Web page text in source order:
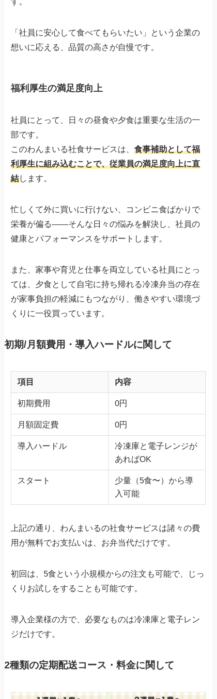
「社員に安心して食べてもらいたい」という企業の
想いに応える、品質の高さが自慢です。
福利厚生の満足度向上
社員にとって、日々の昼食や夕食は重要な生活の一
部です。
このわんまいる社食サービスは、食事補助として福
利厚生に組み込むことで、従業員の満足度向上に直
結します。
忙しくて外に買いに行けない、コンビニ食ばかりで
栄養が偏る――そんな日々の悩みを解決し、社員の
健康とパフォーマンスをサポートします。
また、家事や育児と仕事を両立している社員にとっ
ては、夕食として自宅に持ち帰れる冷凍弁当の存在
が家事負担の軽減にもつながり、働きやすい環境づ
くりに一役買っています。
初期/月額費用・導入ハードルに関して
項目 内容
初期費用 0円
月額固定費 0円
導入ハードル
冷凍庫と電子レンジが
あればOK
スタート
少量（5食〜）から導
入可能
上記の通り、わんまいるの社食サービスは諸々の費
用が無料でお支払いは、お弁当代だけです。
初回は、5食という小規模からの注文も可能で、じっ
くりお試しをすることも可能です。
導入企業様の方で、必要なものは冷凍庫と電子レン
ジだけです。
2種類の定期配送コース・料金に関して